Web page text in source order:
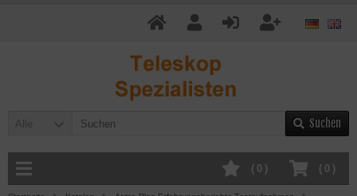
Alle Suchen
( 0 )
( 0 )